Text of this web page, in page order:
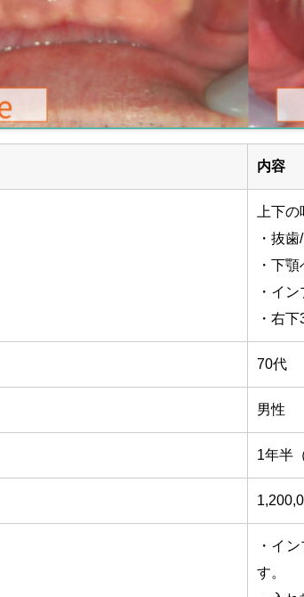
内容
上下の
・抜
・下
・イ
・右
70代
男性
1年半
・イ
す。